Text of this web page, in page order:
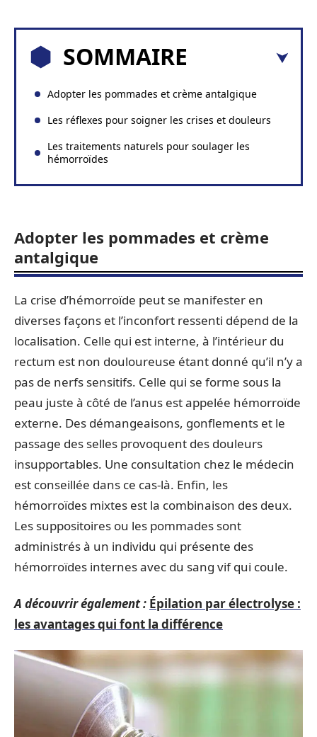
SOMMAIRE
Adopter les pommades et crème antalgique
Les réflexes pour soigner les crises et douleurs
Les traitements naturels pour soulager les
hémorroïdes
Adopter les pommades et crème
antalgique
La crise d’hémorroïde peut se manifester en
diverses façons et l’inconfort ressenti dépend de la
localisation. Celle qui est interne, à l’intérieur du
rectum est non douloureuse étant donné qu’il n’y a
pas de nerfs sensitifs. Celle qui se forme sous la
peau juste à côté de l’anus est appelée hémorroïde
externe. Des démangeaisons, gonflements et le
passage des selles provoquent des douleurs
insupportables. Une consultation chez le médecin
est conseillée dans ce cas-là. Enfin, les
hémorroïdes mixtes est la combinaison des deux.
Les suppositoires ou les pommades sont
administrés à un individu qui présente des
hémorroïdes internes avec du sang vif qui coule.
A découvrir également : Épilation par électrolyse :
les avantages qui font la différence